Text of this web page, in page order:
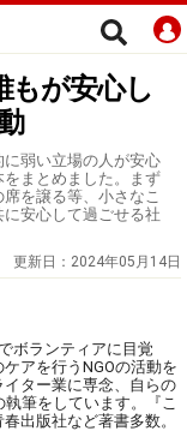
が安心し
弱い立場の人が安心
まとめました。まず
を譲る等、小さなこ
安心して過ごせる社
更新日： 2024年05月14日
ボランティアに目覚
アを行うNGOの活動を
ター業に専念、自らの
筆をしています。『こ
出版社など著書多数。